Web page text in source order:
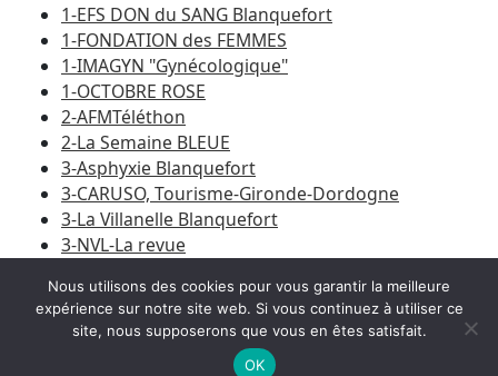
1-EFS DON du SANG Blanquefort
1-FONDATION des FEMMES
1-IMAGYN "Gynécologique"
1-OCTOBRE ROSE
2-AFMTéléthon
2-La Semaine BLEUE
3-Asphyxie Blanquefort
3-CARUSO, Tourisme-Gironde-Dordogne
3-La Villanelle Blanquefort
3-NVL-La revue
© 2026Amicale Laïque Blanquefort-Caychac |Bootstrap
Nous utilisons des cookies pour vous garantir la meilleure
expérience sur notre site web. Si vous continuez à utiliser ce
site, nous supposerons que vous en êtes satisfait.
OK